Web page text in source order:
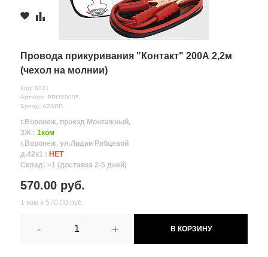
Провода прикуривания "Контакт" 200А 2,2м
(чехол на молнии)
Код: 8321
Артикул: PROV0005
Бренд: AZARD
г.Воронеж, проезд Монтажный,
3Ж : 1ком
г.Воронеж, ул.Лидии Рябцевой
д.42к1 : НЕТ
Склад: >1 (доставка 2-5 дней)
570.00 руб.
1 ком х 570.00 руб.
- + В КОРЗИНУ